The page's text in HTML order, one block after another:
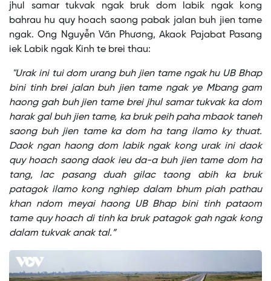
jhul samar tukvak ngak bruk dom labik ngak kong
bahrau hu quy hoach saong pabak jalan buh jien tame
ngak. Ong Nguyễn Văn Phương, Akaok Pajabat Pasang
iek Labik ngak Kinh te brei thau:
"Urak ini tui dom urang buh jien tame ngak hu UB Bhap
bini tinh brei jalan buh jien tame ngak ye Mbang gam
haong gah buh jien tame brei jhul samar tukvak ka dom
harak gal buh jien tame, ka bruk peih paha mbaok taneh
saong buh jien tame ka dom ha tang ilamo ky thuat.
Daok ngan haong dom labik ngak kong urak ini daok
quy hoach saong daok ieu da-a buh jien tame dom ha
tang, lac pasang duah gilac taong abih ka bruk
patagok ilamo kong nghiep dalam bhum piah pathau
khan ndom meyai haong UB Bhap bini tinh pataom
tame quy hoach di tinh ka bruk patagok gah ngak kong
dalam tukvak anak tal.”